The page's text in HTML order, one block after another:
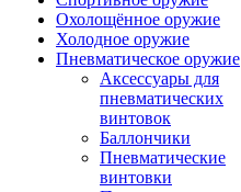
Охолощённое оружие
Холодное оружие
Пневматическое оружие
Аксессуары для
пневматических
винтовок
Баллончики
Пневматические
винтовки